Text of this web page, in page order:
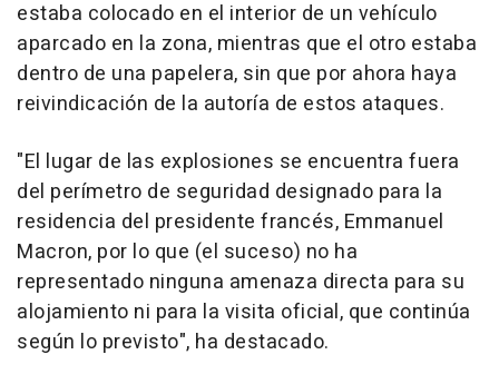
estaba colocado en el interior de un vehículo
aparcado en la zona, mientras que el otro estaba
dentro de una papelera, sin que por ahora haya
reivindicación de la autoría de estos ataques.
"El lugar de las explosiones se encuentra fuera
del perímetro de seguridad designado para la
residencia del presidente francés, Emmanuel
Macron, por lo que (el suceso) no ha
representado ninguna amenaza directa para su
alojamiento ni para la visita oficial, que continúa
según lo previsto", ha destacado.